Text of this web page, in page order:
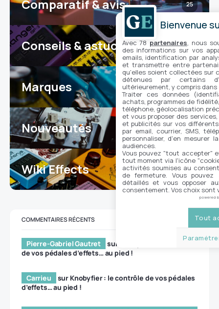
Comparatif & avis 25
Conseils & astuces 17
Marques 7
Nouveautés 104
Wiki Effects 7
COMMENTAIRES RÉCENTS
Pierre-Gabriel Gautret sur
de vos pédales d’effets… au pied !
Carrieu sur Knobyfier : le contrôle de vos pédales
d’effets… au pied !
Bienvenue
Avec 78 partenaires, nous
des informations sur vos
emails, identification par
et transmettre entre
qu'elles soient collectées sur
détenues par certains
ultérieurement, y compris
Traiter ces données
achats, programmes de
téléphone, géolocalisation
et vous proposer des
et publicités sur vos
par email, courrier, SMS,
personnaliser, d'en mesurer
audiences.
Vous pouvez "tout accepter"
tout moment via l'icône
activités soumises au
de fermeture. Vous
détaillés et vous opposer
consentement. Vos choix sont
powered
Tout